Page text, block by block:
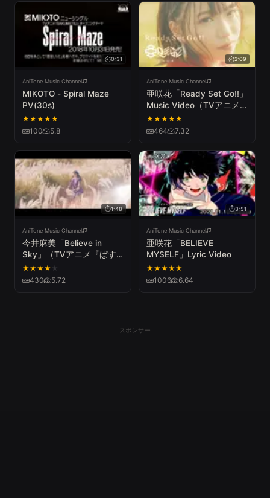
0:31
AniTone Music Channel
MIKOTO - Spiral Maze
PV(30s)
★★★★★
100 5.8
2:09
AniTone Music Channel
亜咲花「Ready Set Go!!」
Music Video（TVアニメ
『賢者の弟子を名乗る賢
者』オープニングテーマ）
★★★★★
464 7.32
1:48
AniTone Music Channel
今井麻美「Believe in
Sky」（TVアニメ『ぱす
てるメモリーズ』OPテー
マ）Short Music Video
★★★★ ★
430 5.72
3:51
AniTone Music Channel
亜咲花「BELIEVE
MYSELF」Lyric Video
★★★★★
1006 6.64
スポンサー